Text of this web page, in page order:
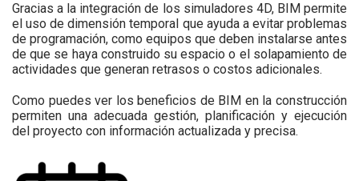
Gracias a la integración de los simuladores 4D, BIM permite
el uso de dimensión temporal que ayuda a evitar problemas
de programación, como equipos que deben instalarse antes
de que se haya construido su espacio o el solapamiento de
actividades que generan retrasos o costos adicionales.
Como puedes ver los beneficios de BIM en la construcción
permiten una adecuada gestión, planificación y ejecución
del proyecto con información actualizada y precisa.